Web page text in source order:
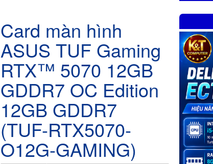
Card màn hình
ASUS TUF Gaming
RTX™ 5070 12GB
GDDR7 OC Edition
12GB GDDR7
(TUF-RTX5070-
O12G-GAMING)